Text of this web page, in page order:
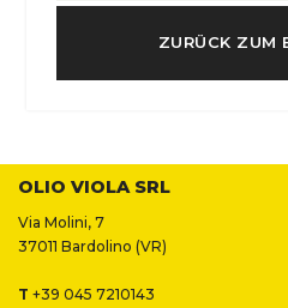
ZURÜCK ZUM
OLIO VIOLA SRL
Via Molini, 7
37011 Bardolino (VR)
T +39 045 7210143